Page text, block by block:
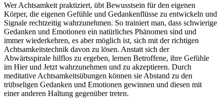
Wer Achtsamkeit praktiziert, übt Bewusstsein für den eigenen
Körper, die eigenen Gefühle und Gedankenflüsse zu entwickeln und
Signale rechtzeitig wahrzunehmen. So trainiert man, dass schwierige
Gedanken und Emotionen ein natürliches Phänomen sind und
immer wiederkehren, es aber möglich ist, sich mit der richtigen
Achtsamkeitstechnik davon zu lösen. Anstatt sich der
Abwärtsspirale hilflos zu ergeben, lernen Betroffene, ihre Gefühle
im Hier und Jetzt wahrzunehmen und zu akzeptieren. Durch
meditative Achtsamkeitsübungen können sie Abstand zu den
trübseligen Gedanken und Emotionen gewinnen und diesen mit
einer anderen Haltung gegenüber treten.